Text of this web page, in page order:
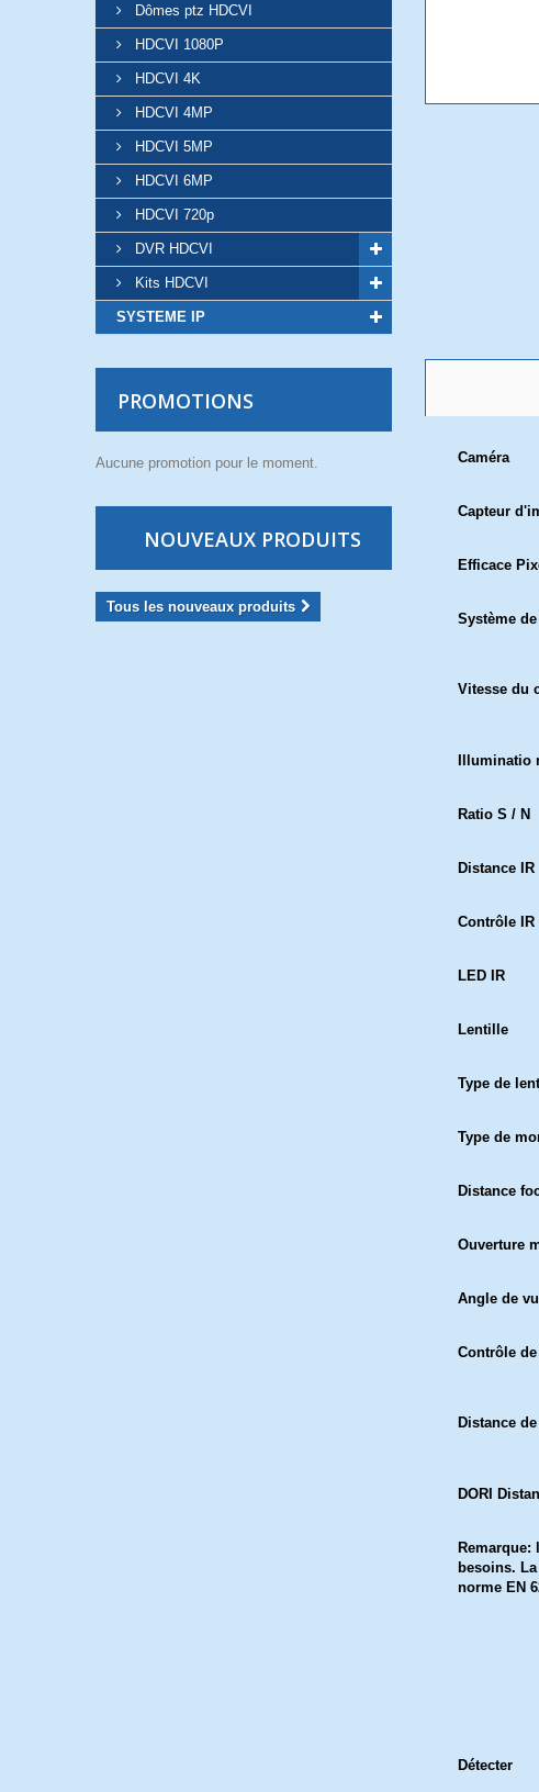
Dômes ptz HDCVI
HDCVI 1080P
HDCVI 4K
HDCVI 4MP
HDCVI 5MP
HDCVI 6MP
HDCVI 720p
DVR HDCVI
Kits HDCVI
SYSTEME IP
PROMOTIONS
Aucune promotion pour le moment.
NOUVEAUX PRODUITS
Tous les nouveaux produits
Caméra
Capteur
Efficace
Système
Vitesse du
Ratio S / N
Distance IR
Contrôle IR
LED IR
Lentille
Type de
Type de
Distance
Ouverture
Angle de
Contrôle
Distance
DORI
besoins.
norme EN
Détecter